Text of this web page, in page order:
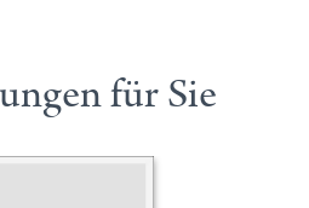
für Sie